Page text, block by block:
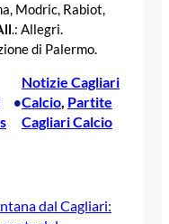
Modric, Rabiot,
.: Allegri.
di Palermo.
•
Notizie Cagliari
Calcio, Partite
Cagliari Calcio
dal Cagliari: